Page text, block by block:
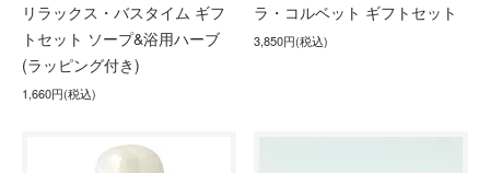
リラックス・バスタイム ギフ
トセット ソープ&浴用ハーブ
(ラッピング付き)
1,660円(税込)
ラ・コルベット ギフトセット
3,850円(税込)